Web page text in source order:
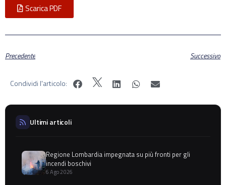
Scarica PDF
Precedente Successivo
Condividi l'articolo:
Ultimi articoli
Regione Lombardia impegnata su più fronti per gli
incendi boschivi
6 Ago 2026